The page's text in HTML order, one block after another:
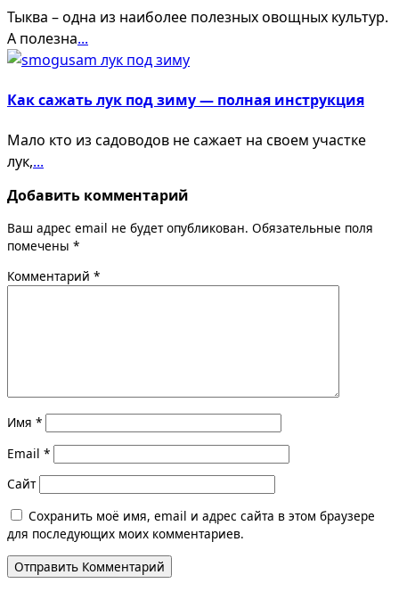
Тыква – одна из наиболее полезных овощных культур.
А полезна...
Как сажать лук под зиму — полная инструкция
Мало кто из садоводов не сажает на своем участке
лук,...
Добавить комментарий
Ваш адрес email не будет опубликован. Обязательные поля
помечены *
Комментарий *
Имя *
Email *
Сайт
Сохранить моё имя, email и адрес сайта в этом браузере
для последующих моих комментариев.